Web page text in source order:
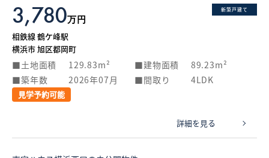
新築戸建て
3,780万円
相鉄線 鶴ケ峰駅
横浜市 旭区都岡町
土地面積 129.83m² 建物面積
89.23m²
築年数
2026年07月 間取り 4LDK
見学予約可能
詳細を見る